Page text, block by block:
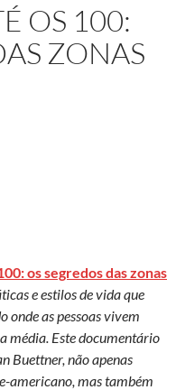
OS 100:
ZONAS
os segredos das zonas
e estilos de vida que
onde as pessoas vivem
média. Este documentário
Buettner, não apenas
americano, mas também